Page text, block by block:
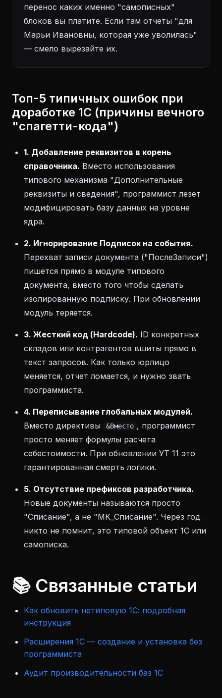
перенос каких именно "самописных"
блоков вы платите. Если там отчеты "для
Марьи Ивановны, которая уже уволилась"
— смело вырезайте их.
Топ-5 типичных ошибок при
доработке 1С (причины вечного
"спагетти-кода")
1. Добавление реквизитов в корень
справочника. Вместо использования
типового механизма "Дополнительные
реквизиты и сведения", программист лезет
модифицировать базу данных на уровне
ядра.
2. Игнорирование Подписок на события.
Перехват записи документа ("ПослеЗаписи")
пишется прямо в модуле типового
документа, вместо того чтобы сделать
изолированную подписку. При обновлении
модуль теряется.
3. Жесткий код (Hardcode). ID конкретных
складов или контрагентов вшиты прямо в
текст запросов. Как только юрлицо
меняется, отчет ломается, и нужно звать
программиста.
4. Переписывание глобальных модулей.
Вместо директивы
&Вместо , программист
просто меняет формулы расчета
себестоимости. При обновлении УТ 11 это
гарантированная смерть логики.
5. Отсутствие префиксов разработчика.
Новые документы называются просто
"Списание", а не "МК_Списание". Через год
никто не помнит, это типовой объект 1С или
самописка.
📚 Связанные статьи
Как обновить нетиповую 1С: подробная
инструкция
Расширения 1С — создание и установка без
программиста
Аудит производительности баз 1С